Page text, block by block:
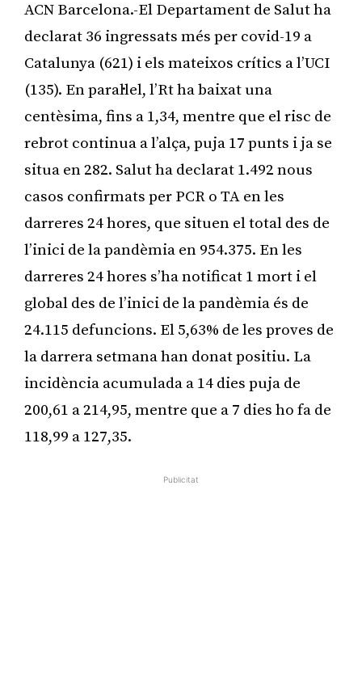
ACN Barcelona.-El Departament de Salut ha
declarat 36 ingressats més per covid-19 a
Catalunya (621) i els mateixos crítics a l’UCI
(135). En paral·lel, l’Rt ha baixat una
centèsima, fins a 1,34, mentre que el risc de
rebrot continua a l’alça, puja 17 punts i ja se
situa en 282. Salut ha declarat 1.492 nous
casos confirmats per PCR o TA en les
darreres 24 hores, que situen el total des de
l’inici de la pandèmia en 954.375. En les
darreres 24 hores s’ha notificat 1 mort i el
global des de l’inici de la pandèmia és de
24.115 defuncions. El 5,63% de les proves de
la darrera setmana han donat positiu. La
incidència acumulada a 14 dies puja de
200,61 a 214,95, mentre que a 7 dies ho fa de
118,99 a 127,35.
Publicitat